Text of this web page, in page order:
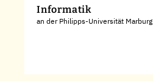
Informatik
an der Philipps-Universität Marburg